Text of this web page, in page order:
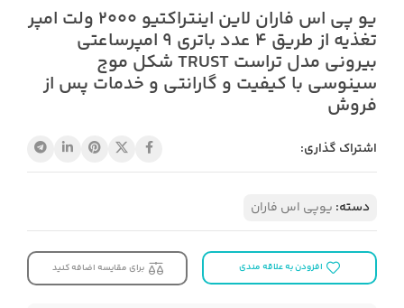
یو پی اس فاران لاین اینتراکتیو 2000 ولت امپر
تغذیه از طریق 4 عدد باتری 9 امپرساعتی
بیرونی مدل تراست TRUST شکل موج
سینوسی با کیفیت و گارانتی و خدمات پس از
فروش
اشتراک گذاری:
دسته: یوپی اس فاران
افزودن به علاقه مندی برای مقایسه اضافه کنید